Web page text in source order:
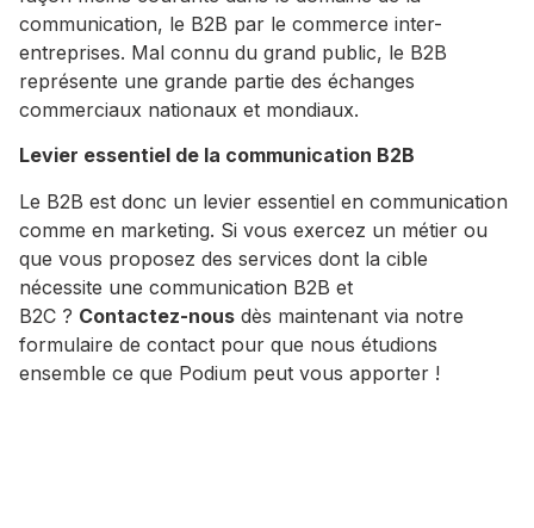
communication, le B2B par le commerce inter-
entreprises. Mal connu du grand public, le B2B
représente une grande partie des échanges
commerciaux nationaux et mondiaux.
Levier essentiel de la communication B2B
Le B2B est donc un levier essentiel en communication
comme en marketing. Si vous exercez un métier ou
que vous proposez des services dont la cible
nécessite une communication B2B et
B2C ? Contactez-nous dès maintenant via notre
formulaire de contact pour que nous étudions
ensemble ce que Podium peut vous apporter !